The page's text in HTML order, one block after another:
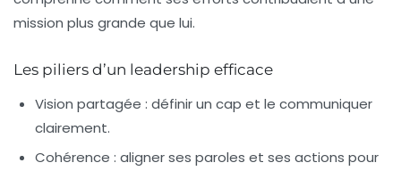
mission plus grande que lui.
Les piliers d’un leadership efficace
Vision partagée : définir un cap et le communiquer
clairement.
Cohérence : aligner ses paroles et ses actions pour